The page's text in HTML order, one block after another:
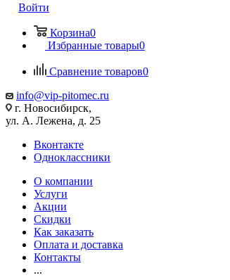
Войти
Корзина0
Избранные товары0
Сравнение товаров0
info@vip-pitomec.ru
г. Новосибирск,
ул. А. Лежена, д. 25
Вконтакте
Одноклассники
О компании
Услуги
Акции
Скидки
Как заказать
Оплата и доставка
Контакты
...